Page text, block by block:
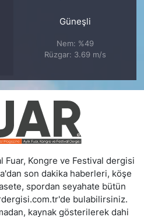
Güneşli
Nem: %49
Rüzgar: 3.69 m/s
Kongre ve Festival dergisi
son dakika haberleri, köşe
spordan seyahate bütün
bulabilirsiniz.
kaynak gösterilerek dahi